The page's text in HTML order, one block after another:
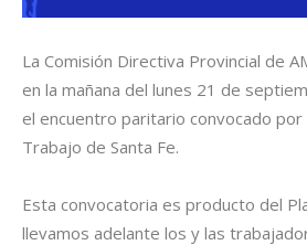
La Comisión Directiva Provincial de
en la mañana del lunes 21 de
el encuentro paritario convocado
Trabajo de Santa Fe.
Esta convocatoria es producto del
llevamos adelante los y las